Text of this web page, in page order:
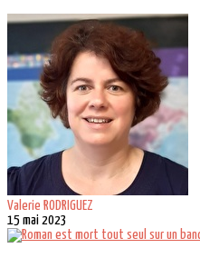
Valerie RODRIGUEZ
15 mai 2023